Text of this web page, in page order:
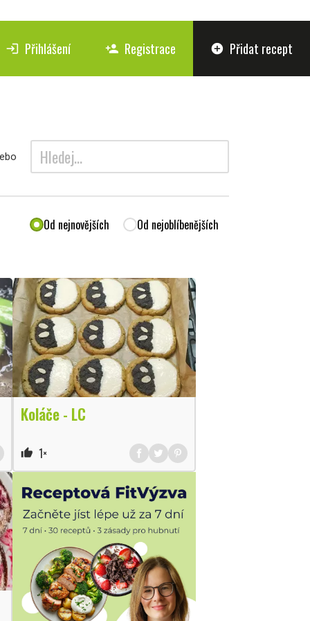
login Přihlášení person_add Registrace add_circle Přidat recept
Od nejnovějších Od nejoblíbenějších
Koláče - LC
thumb_up 1×